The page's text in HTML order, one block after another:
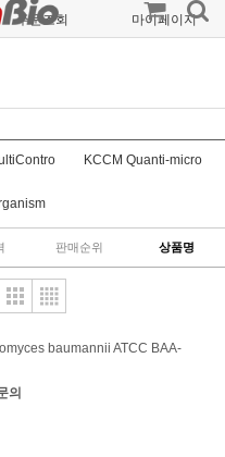
주문조회 마이페이지
KCCM Quanti-micro
판매순위 상품명
baumannii ATCC BAA-
의